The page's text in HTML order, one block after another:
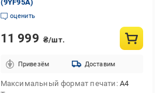
(9YF95A)
оценить
11 999 ₴/шт.
Привезём Доставим
Максимальный формат печати А4